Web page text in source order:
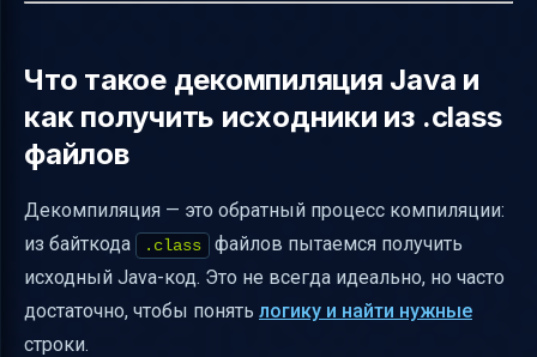
Что такое декомпиляция Java и
как получить исходники из .class
файлов
Декомпиляция — это обратный процесс компиляции:
из байткода
.class
файлов пытаемся получить
исходный Java-код. Это не всегда идеально, но часто
достаточно, чтобы понять логику и найти нужные
строки.